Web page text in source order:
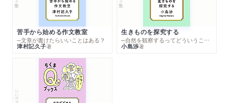
苦手から始める作文教室
─文章が書けたらいいことはある？
津村記久子著
生きものを探究する
─自然を観察するってどういうこと？
小島渉著
シリーズ・全集